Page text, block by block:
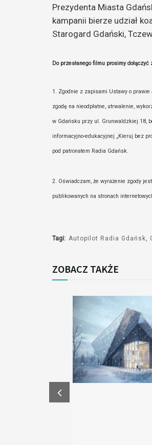
Prezydenta Miasta
kampanii bierze udział
Starogard Gdański,
Do przesłanego filmu prosimy dołączyć
1. Zgodnie z zapisami Ustawy o
zgodę na nieodpłatne, utrwalenie,
w Gdańsku przy ul. Grunwaldzkiej 18,
informacyjno-edukacyjnej „Kieruj bez
pod patronatem Radia Gdańsk.
2. Oświadczam, że wyrażenie zgody
publikowanych na stronach
Tagi: Autopilot Radia Gdańsk
ZOBACZ TAKŻE